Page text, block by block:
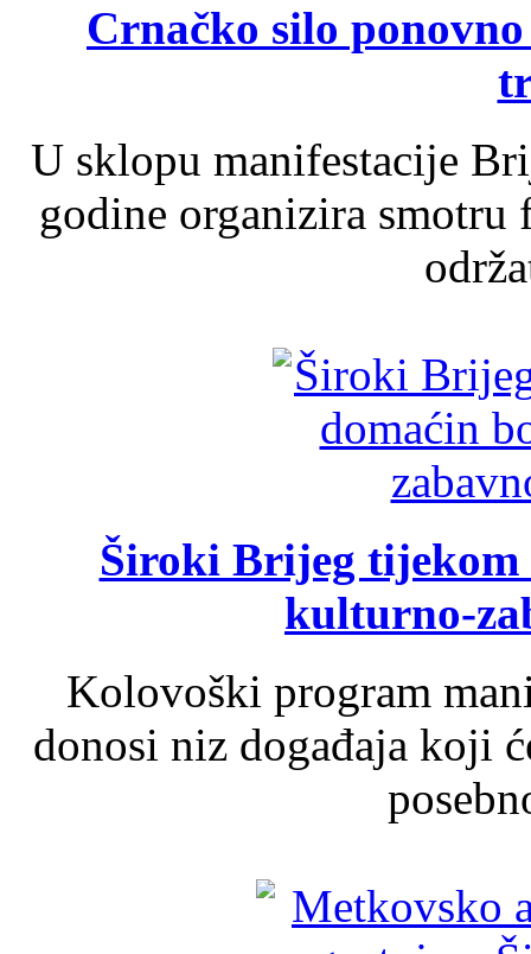
Crnačko silo
U sklopu manifestacije
godine organizira
Široki Brijeg tijekom
kulturno-
Kolovoški program
donosi niz događaja koji